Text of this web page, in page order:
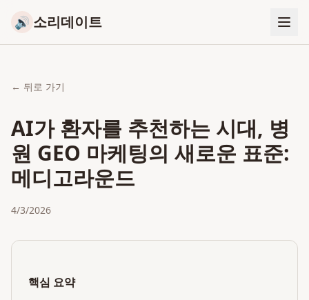
🔊 소리데이트
← 뒤로 가기
AI가 환자를 추천하는 시대, 병
원 GEO 마케팅의 새로운 표준:
메디고라운드
4/3/2026
핵심 요약